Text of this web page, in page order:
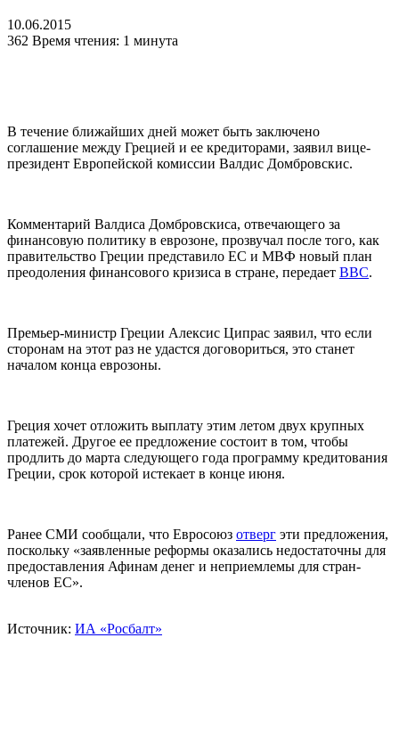
10.06.2015
362 Время чтения: 1 минута
В течение ближайших дней может быть заключено
соглашение между Грецией и ее кредиторами, заявил вице-
президент Европейской комиссии Валдис Домбровскис.
Комментарий Валдиса Домбровскиса, отвечающего за
финансовую политику в еврозоне, прозвучал после того, как
правительство Греции представило ЕС и МВФ новый план
преодоления финансового кризиса в стране, передает BBC.
Премьер-министр Греции Алексис Ципрас заявил, что если
сторонам на этот раз не удастся договориться, это станет
началом конца еврозоны.
Греция хочет отложить выплату этим летом двух крупных
платежей. Другое ее предложение состоит в том, чтобы
продлить до марта следующего года программу кредитования
Греции, срок которой истекает в конце июня.
Ранее СМИ сообщали, что Евросоюз отверг эти предложения,
поскольку «заявленные реформы оказались недостаточны для
предоставления Афинам денег и неприемлемы для стран-
членов ЕС».
Источник: ИА «Росбалт»